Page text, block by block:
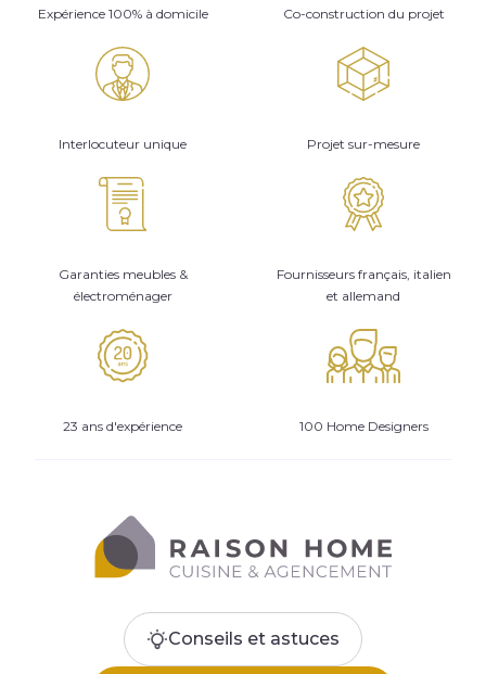
Expérience 100% à domicile Co-construction du projet
Interlocuteur unique Projet sur-mesure
Garanties meubles &
électroménager
Fournisseurs français, italien
et allemand
23 ans d'expérience 100 Home Designers
Conseils et astuces